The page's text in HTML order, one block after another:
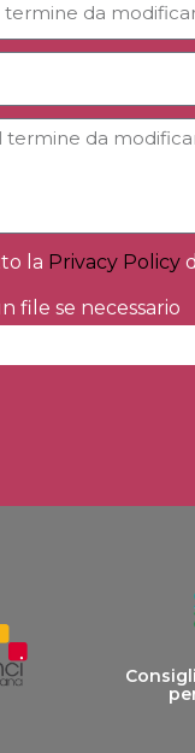
la Privacy Policy
file se necessario